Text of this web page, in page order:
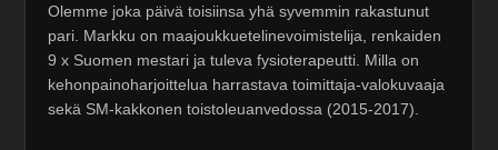
Olemme joka päivä toisiinsa yhä syvemmin rakastunut
pari. Markku on maajoukkuetelinevoimistelija, renkaiden
9 x Suomen mestari ja tuleva fysioterapeutti. Milla on
kehonpainoharjoittelua harrastava toimittaja-valokuvaaja
sekä SM-kakkonen toistoleuanvedossa (2015-2017).